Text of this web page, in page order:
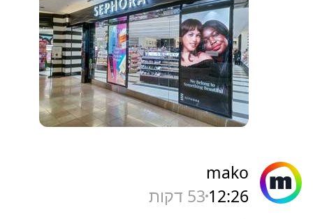
mako
12:26 53 דקות